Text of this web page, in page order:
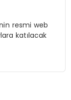
resmi web
katılacak